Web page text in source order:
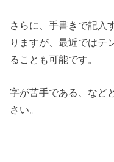
さらに、手書きで記入
りますが、最近ではテ
ることも可能です。
字が苦手である、など
さい。